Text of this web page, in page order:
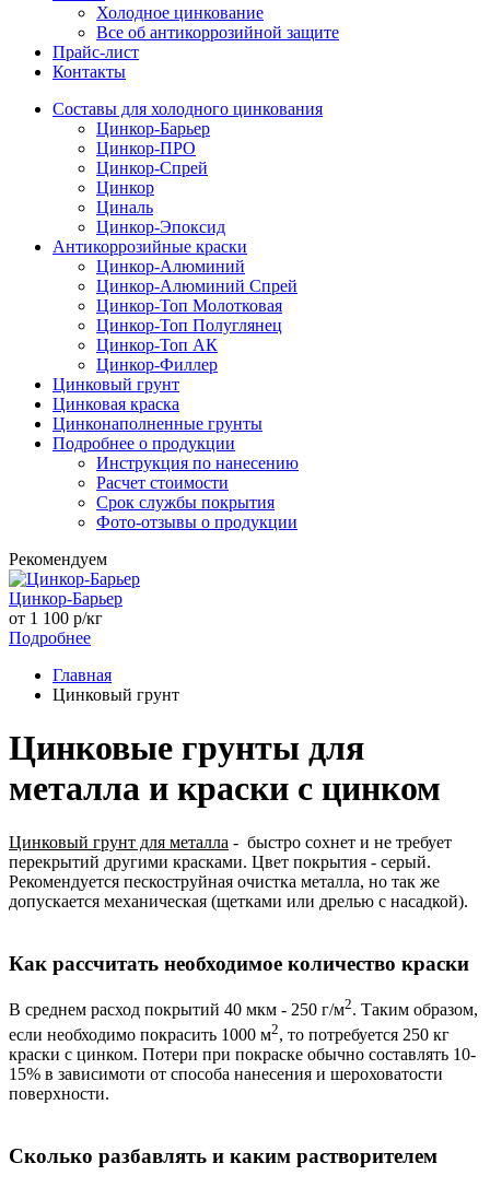
Холодное цинкование
Все об антикоррозийной защите
Прайс-лист
Контакты
Составы для холодного цинкования
Цинкор-Барьер
Цинкор-ПРО
Цинкор-Спрей
Цинкор
Циналь
Цинкор-Эпоксид
Антикоррозийные краски
Цинкор-Алюминий
Цинкор-Алюминий Спрей
Цинкор-Топ Молотковая
Цинкор-Топ Полуглянец
Цинкор-Топ АК
Цинкор-Филлер
Цинковый грунт
Цинковая краска
Цинконаполненные грунты
Подробнее о продукции
Инструкция по нанесению
Расчет стоимости
Срок службы покрытия
Фото-отзывы о продукции
Рекомендуем
Цинкор-Барьер
от 1 100 р/кг
Подробнее
Главная
Цинковый грунт
Цинковые грунты для
металла и краски с цинком
Цинковый грунт для металла - быстро сохнет и не требует
перекрытий другими красками. Цвет покрытия - серый.
Рекомендуется пескоструйная очистка металла, но так же
допускается механическая (щетками или дрелью с насадкой).
Как рассчитать необходимое количество краски
В среднем расход покрытий 40 мкм - 250 г/м2. Таким образом,
если необходимо покрасить 1000 м2, то потребуется 250 кг
краски с цинком. Потери при покраске обычно составлять 10-
15% в зависимоти от способа нанесения и шероховатости
поверхности.
Сколько разбавлять и каким растворителем